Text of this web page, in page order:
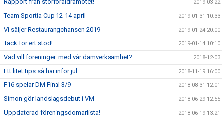
Rapport från storföräldramötet! 2019-03-22
Team Sportia Cup 12-14 april 2019-01-31 10:33
Vi säljer Restaurangchansen 2019 2019-01-24 20:00
Tack för ert stöd! 2019-01-14 10:10
Vad vill föreningen med vår damverksamhet? 2018-12-03
Ett litet tips så här inför jul... 2018-11-19 16:00
F16 spelar DM Final 3/9 2018-08-31 12:01
Simon gör landslagsdebut i VM 2018-06-29 12:55
Uppdaterad föreningsdomarlista! 2018-06-19 13:21